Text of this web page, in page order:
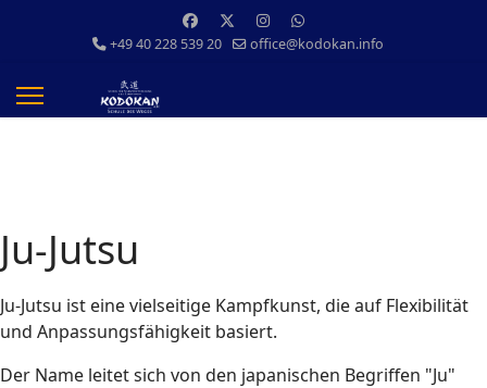
+49 40 228 539 20 office@kodokan.info
Ju-Jutsu
Ju-Jutsu ist eine vielseitige Kampfkunst, die auf Flexibilität
und Anpassungsfähigkeit basiert.
Der Name leitet sich von den japanischen Begriffen "Ju"